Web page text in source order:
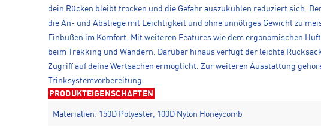
dein Rücken bleibt trocken und die Gefahr auszukühlen reduziert sich.
die An- und Abstiege mit Leichtigkeit und ohne unnötiges Gewicht zu
Einbußen im Komfort. Mit weiteren Features wie dem ergonomischen
beim Trekking und Wandern. Darüber hinaus verfügt der leichte
Zugriff auf deine Wertsachen ermöglicht. Zur weiteren Ausstattung
Trinksystemvorbereitung.
PRODUKTEIGENSCHAFTEN
Materialien: 150D Polyester, 100D Nylon Honeycomb